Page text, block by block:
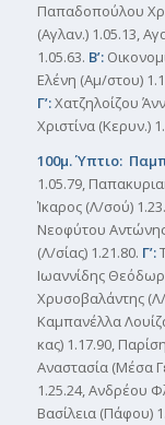
Παπαδοπούλου
(Αγλαν.) 1.05.13,
1.05.63. Β’:
Ελένη (Αμ/στου)
Γ’:Χατζηλοίζου
Χριστίνα (Κερυν.)
100μ. Ύπτιο:
1.05.79,
Ίκαρος (Λ/σού)
Νεοφύτου
(Λ/σίας) 1.21.80. Γ’:
Ιωαννίδης
Χρυσοβαλάντης (Λ/
Καμπανέλλα
κας) 1.17.90,
Αναστασία (Μέσα
1.25.24, Ανδρέου
Βασίλεια (Πάφου)